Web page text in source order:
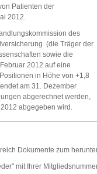
Patienten der
2012.
des
(die Träger der
sowie die
2012 auf eine
in Höhe von +1,8
am 31. Dezember
abgerechnet werden,
abgegeben wird.
Dokumente zum
mit Ihrer